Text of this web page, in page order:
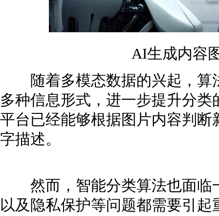
AI生成内容
随着多模态数据的兴起，算
多种信息形式，进一步提升分
平台已经能够根据图片内容判
字描述。
然而，智能分类算法也面临
以及隐私保护等问题都需要引